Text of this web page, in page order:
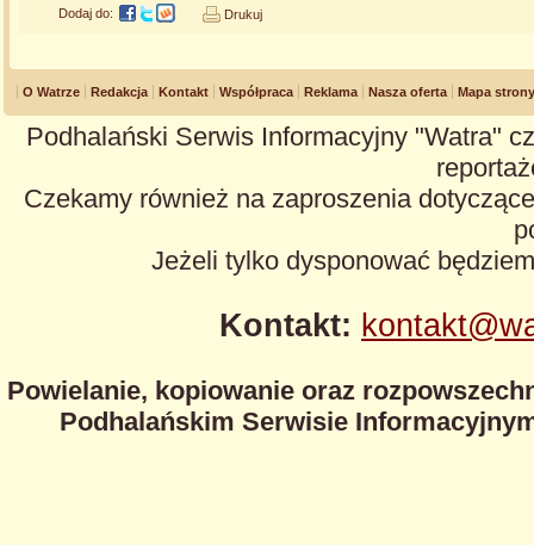
Dodaj do: Drukuj
O Watrze Redakcja Kontakt Współpraca Reklama Nasza oferta Mapa strony
Podhalański Serwis Informacyjny "Watra"
Czekamy również na zaproszenia
Jeżeli tylko dysponować
Kontakt:
Powielanie, kopiowanie oraz
Podhalańskim Serwisie